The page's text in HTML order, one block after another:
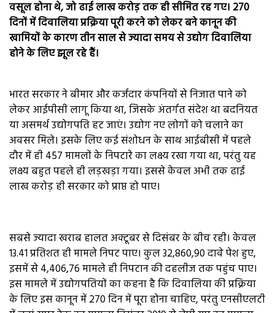
वसूल होना थे, जो ढाई लाख करोड़ तक ही सीमित रह गए। 270
दिनों में दिवालिया प्रक्रिया पूरी करने को लेकर बने कानून की
खामियों के कारण तीन साल से ज्यादा समय से उद्योग दिवालिया
होने के लिए झूल रहे हैं।
भारत सरकार ने बीमार और कर्जदार कंपनियों से निजात पाने को
लेकर आईपीसी लागू किया था, जिसके अंतर्गत संदेश था बदनियत
या असमर्थ उद्योगपति हट जाएं। उद्योग नए लोगों को चलाने का
अवसर मिले। इसके लिए कई संशोधन के साथ आईबीसी में पहले
दौर में ही 457 मामलों के निपटारे का लक्ष्य रखा गया था, परंतु यह
लक्ष्य बहुत पहले ही लड़खड़ा गया। इससे केवल अभी तक ढाई
लाख करोड़ ही सरकार को प्राप्त हो पाए।
सबसे ज्यादा खराब हालत अक्टूबर से दिसंबर के बीच रही। केवल
13.41 प्रतिशत ही मामले निपट पाए। कुल 32,860,90 दावे पेश हुए,
इसमें से 4,406,76 मामले ही निपटान की दहलीज तक पहुंच पाए।
इस मामले में उद्योगपतियों का कहना है कि दिवालिया की प्रक्रिया
के लिए इस कानून में 270 दिन में पूरा होना चाहिए, परंतु एनसीएलटी